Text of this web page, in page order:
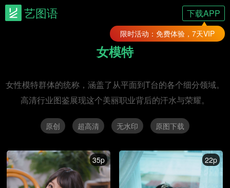
艺图语 下载APP
限时活动：免费体验，7天VIP
女模特
女性模特群体的统称，涵盖了从平面到T台的各个细分领域。
高清行业图鉴展现这个美丽职业背后的汗水与荣耀。
原创 超高清 无水印 原图下载
35p 22p